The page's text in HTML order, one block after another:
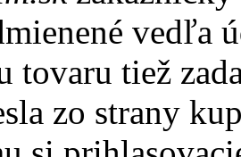
vedľa
tovaru tiež
zo strany